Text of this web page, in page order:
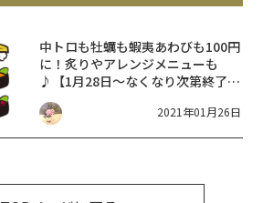
中トロも牡蠣も蝦夷あわびも100円
に！炙りやアレンジメニューも
♪【1月28日～なくなり次第終了】
冬の特選 100円まつり【はま寿
司】
2021年01月26日